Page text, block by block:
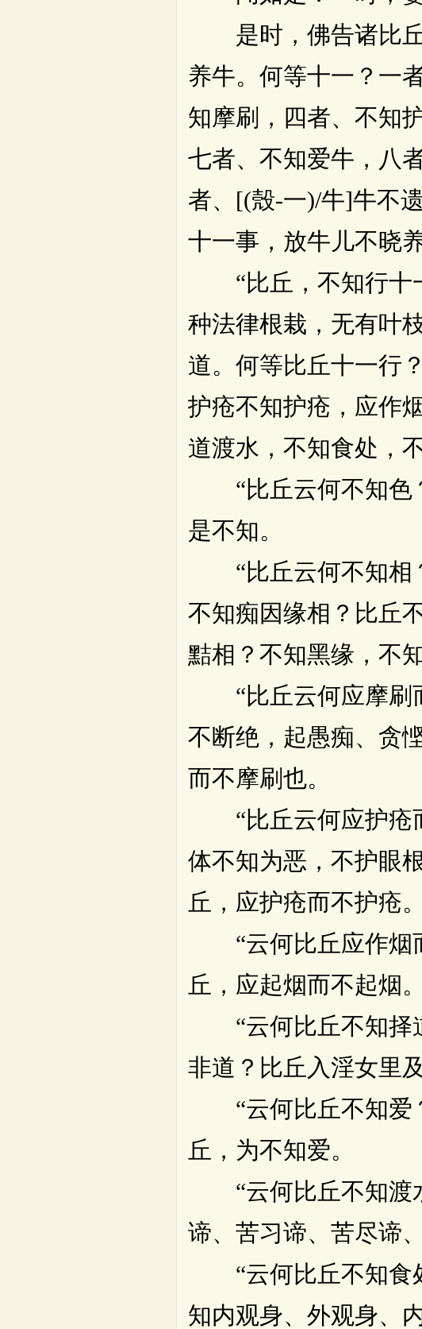
是时，佛告诸比丘
养牛。何等十一？一
知摩刷，四者、不知
七者、不知爱牛，八
者、[(殼-一)/牛]牛不
十一事，放牛儿不晓
“比丘，不知行十
种法律根栽，无有叶
道。何等比丘十一行
护疮不知护疮，应作
道渡水，不知食处，
“比丘云何不知色
是不知。
“比丘云何不知相
不知痴因缘相？比丘
黠相？不知黑缘，不
“比丘云何应摩刷
不断绝，起愚痴、贪
而不摩刷也。
“比丘云何应护疮
体不知为恶，不护眼
丘，应护疮而不护疮。
“云何比丘应作烟
丘，应起烟而不起烟。
“云何比丘不知择
非道？比丘入淫女里
“云何比丘不知爱
丘，为不知爱。
“云何比丘不知渡
谛、苦习谛、苦尽谛
“云何比丘不知食
知内观身、外观身、